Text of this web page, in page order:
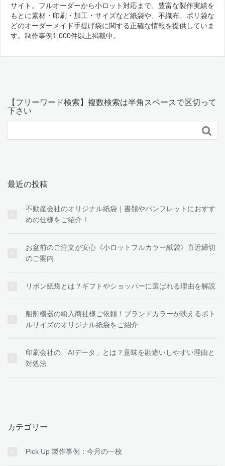
サイト。フルオーダーから小ロット対応まで、豊富な製作実績を
もとに素材・印刷・加工・サイズなど紙袋や、不織布、ポリ袋な
どのオーダーメイド手提げ袋に関する正確な情報を提供していま
す。制作事例1,000件以上掲載中。
【フリーワード検索】複数検索は半角スペースで区切って
下さい

最近の投稿
不動産会社のオリジナル紙袋｜書類やパンフレットにおすす
めの仕様をご紹介！
お盆前のご注文が安心《小ロットフルカラー紙袋》直近締切
のご案内
リボン紙袋とは？ギフトやショッパーに選ばれる理由を解説
船舶機器の輸入商社様ご依頼！ブランドカラーが映えるボト
ルサイズのオリジナル紙袋をご紹介
印刷会社の「AIデータ」とは？意味を勘違いしやすい理由と
対処法
カテゴリー
Pick Up 製作事例：今月の一枚